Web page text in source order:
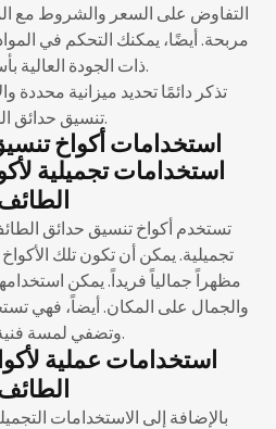
التفاوض على السعر والشروط مع
مربحة. أيضًا، يمكنك التحكم في
ذات الجودة العالية بأسعار معقولة.
تذكر دائمًا تحديد ميزانية محددة
تنسيق حدائق الطائف.
استخدامات أكواخ
استخدامات تجميلية
تستخدم أكواخ تنسيق حدائق
تجميلية. يمكن أن تكون تلك
مظهراً جمالياً فريداً. يمكن
والجمال على المكان. أيضاً، فهي
وتضفي لمسة فنية ورقيقة.
استخدامات عملية
بالإضافة إلى الاستخدامات